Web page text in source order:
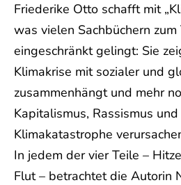
Friederike Otto schafft mit
was vielen Sachbüchern
eingeschränkt gelingt: Sie
Klimakrise mit sozialer und
zusammenhängt und mehr
Kapitalismus, Rassismus
Klimakatastrophe
In jedem der vier Teile –
Flut – betrachtet die Autorin